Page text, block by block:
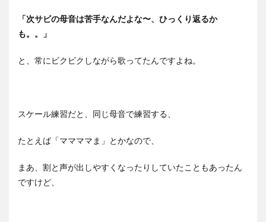
「次サビの母音は苦手なんだよな〜、ひっくり返るか
も。。」
と、常にビクビクしながら歌ってたんですよね。
スケール練習だと、同じ母音で練習する、
たとえば「ママママま」とかなので、
まあ、割と声が出しやすくなったりしていたこともあったん
ですけど、